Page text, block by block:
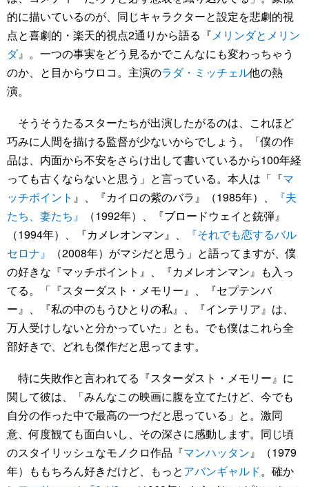
的に描いているのが、同じキャラクターと設定を悲劇的視
点と喜劇的・楽天的視点2通りから語る『メリンダとメリン
ダ』。一つの事実をどう見るかでこんなにも変わっちゃう
のか、と目からウロコ。主演のラダ・ミッチェル他の熱
演。
そうそうたるスターたちが出演したがるのは、これほど
巧みに人間を描ける監督が少ないからでしょう。「僕の作
品は、内面から不安をさらけ出して書いているから100年経
っても古くならないと思う」と言っている。本人は「『マ
ッチポイント 』、『カイロの紫のバラ』（1985年）、
『夫
たち、妻たち』
（1992年）、『ブロードウェイと銃弾』
（1994年）、『カメレオンマン』、
『それでも恋するバル
セロナ』
（2008年）がマシだと思う」と語ってますが、僕
の好きな『マッチポイント』、『カメレオンマン』も入っ
てる。「『スターダスト・メモリー』、『セプテンバ
ー』、『私の中のもうひとりの私』、『インテリア』は、
万人受けしないと分かっていた」とも。でも僕はこれら全
部好きで、どれも傑作だと思ってます。
特に失敗作と言われてる『スターダスト・メモリー』に
関して彼は、「みんなこの映画に腹を立てたけど、今でも
自分の作った中で最高の一つだと思っている」と。激同
意、何度観ても面白いし、その深さに感動します。同じ頃
のスタイリッシュなモノクロ作品『マンハッタン』（1979
年）ももちろん好きだけど、もっとアバンギャルド。確か